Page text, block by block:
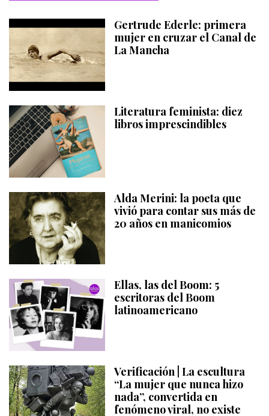
Gertrude Ederle: primera
mujer en cruzar el Canal de
La Mancha
Literatura feminista: diez
libros imprescindibles
Alda Merini: la poeta que
vivió para contar sus más de
20 años en manicomios
Ellas, las del Boom: 5
escritoras del Boom
latinoamericano
Verificación | La escultura
“La mujer que nunca hizo
nada”, convertida en
fenómeno viral, no existe